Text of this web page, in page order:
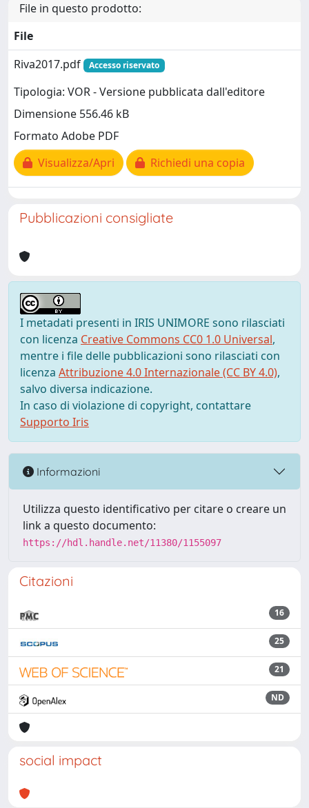
File in questo prodotto:
File
Riva2017.pdf
Accesso riservato
Tipologia: VOR - Versione pubblicata dall'editore
Dimensione 556.46 kB
Formato Adobe PDF
Visualizza/Apri
Richiedi una copia
Pubblicazioni consigliate
I metadati presenti in IRIS UNIMORE sono rilasciati
con licenza Creative Commons CC0 1.0 Universal,
mentre i file delle pubblicazioni sono rilasciati con
licenza Attribuzione 4.0 Internazionale (CC BY 4.0),
salvo diversa indicazione.
In caso di violazione di copyright, contattare
Supporto Iris
Informazioni
Utilizza questo identificativo per citare o creare un
link a questo documento:
https://hdl.handle.net/11380/1155097
Citazioni
16
25
21
ND
social impact